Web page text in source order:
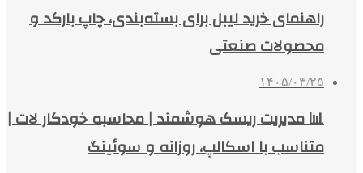
راهنمای خرید لیبل برای بسته‌بندی، چاپ بارکد و
محصولات صنعتی
۱۴۰۵/۰۳/۲۵
📊 مدیریت ریسک هوشمند | محاسبه خودکار لات |
متناسب با اسکالپ، روزانه و سوئینگ